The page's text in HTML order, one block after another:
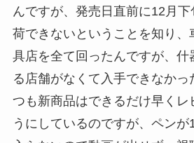
んですが、発売日直前に12月下
荷できないということを知り、
具店を全て回ったんですが、什
る店舗がなくて入手できなかっ
つも新商品はできるだけ早くレ
うにしているのですが、ペンが